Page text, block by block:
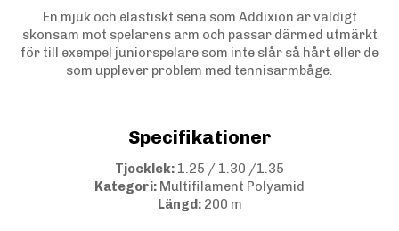
En mjuk och elastiskt sena som Addixion är väldigt
skonsam mot spelarens arm och passar därmed utmärkt
för till exempel juniorspelare som inte slår så hårt eller de
som upplever problem med tennisarmbåge.
Specifikationer
Tjocklek: 1.25 / 1.30 /1.35
Kategori: Multifilament Polyamid
Längd:200 m